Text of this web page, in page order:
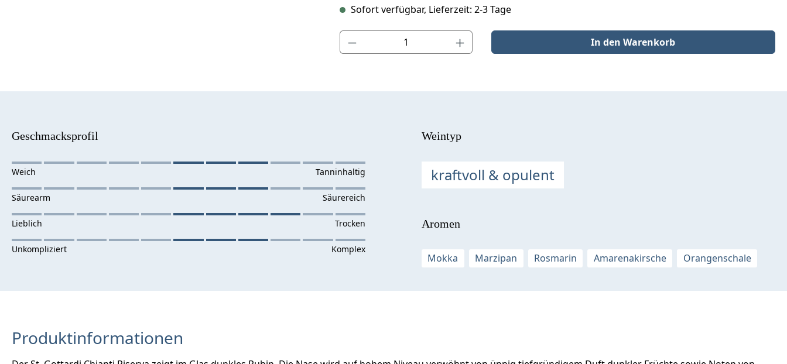
Sofort verfügbar, Lieferzeit: 2-3 Tage
Produkt Anzahl: Gib den gewünschten Wert ein oder benutze die Schaltflächen um die Anzahl zu erhöhen oder zu
In den Warenkorb
Geschmacksprofil Weintyp
kraftvoll & opulent
Aromen
Mokka Marzipan Rosmarin Amarenakirsche Orangenschale
Produktinformationen